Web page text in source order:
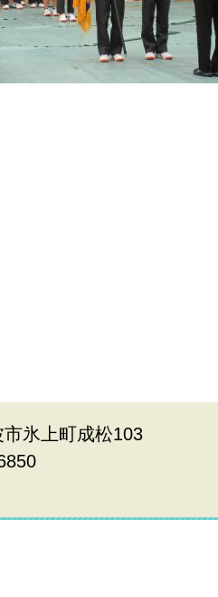
氷上町成松103